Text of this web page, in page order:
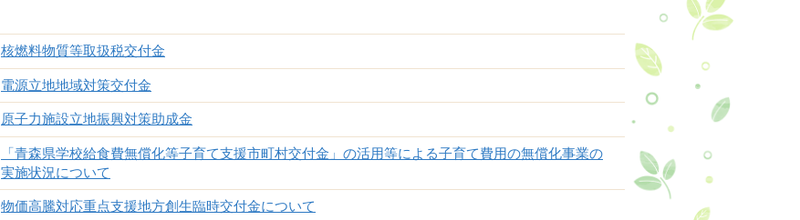
核燃料物質等取扱税交付金
電源立地地域対策交付金
原子力施設立地振興対策助成金
「青森県学校給食費無償化等子育て支援市町村交付金」の活用等による子育て費用の無償化事業の
実施状況について
物価高騰対応重点支援地方創生臨時交付金について